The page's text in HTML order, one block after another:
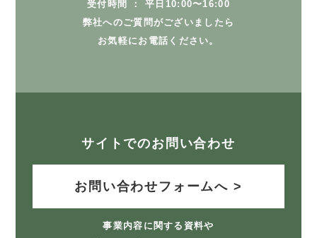
受付時間 ： 平日10:00〜16:00
弊社へのご質問がございましたら
お気軽にお電話ください。
サイトでのお問い合わせ
お問い合わせフォームへ >
事業内容に関する資料や